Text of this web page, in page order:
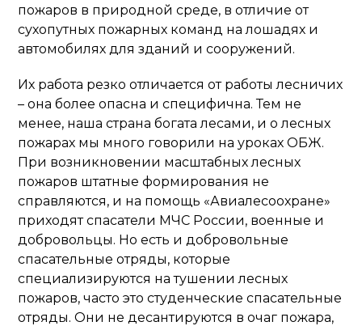
пожаров в природной среде, в отличие от
сухопутных пожарных команд на лошадях и
автомобилях для зданий и сооружений.
Их работа резко отличается от работы лесничих
– она более опасна и специфична. Тем не
менее, наша страна богата лесами, и о лесных
пожарах мы много говорили на уроках ОБЖ.
При возникновении масштабных лесных
пожаров штатные формирования не
справляются, и на помощь «Авиалесоохране»
приходят спасатели МЧС России, военные и
добровольцы. Но есть и добровольные
спасательные отряды, которые
специализируются на тушении лесных
пожаров, часто это студенческие спасательные
отряды. Они не десантируются в очаг пожара,